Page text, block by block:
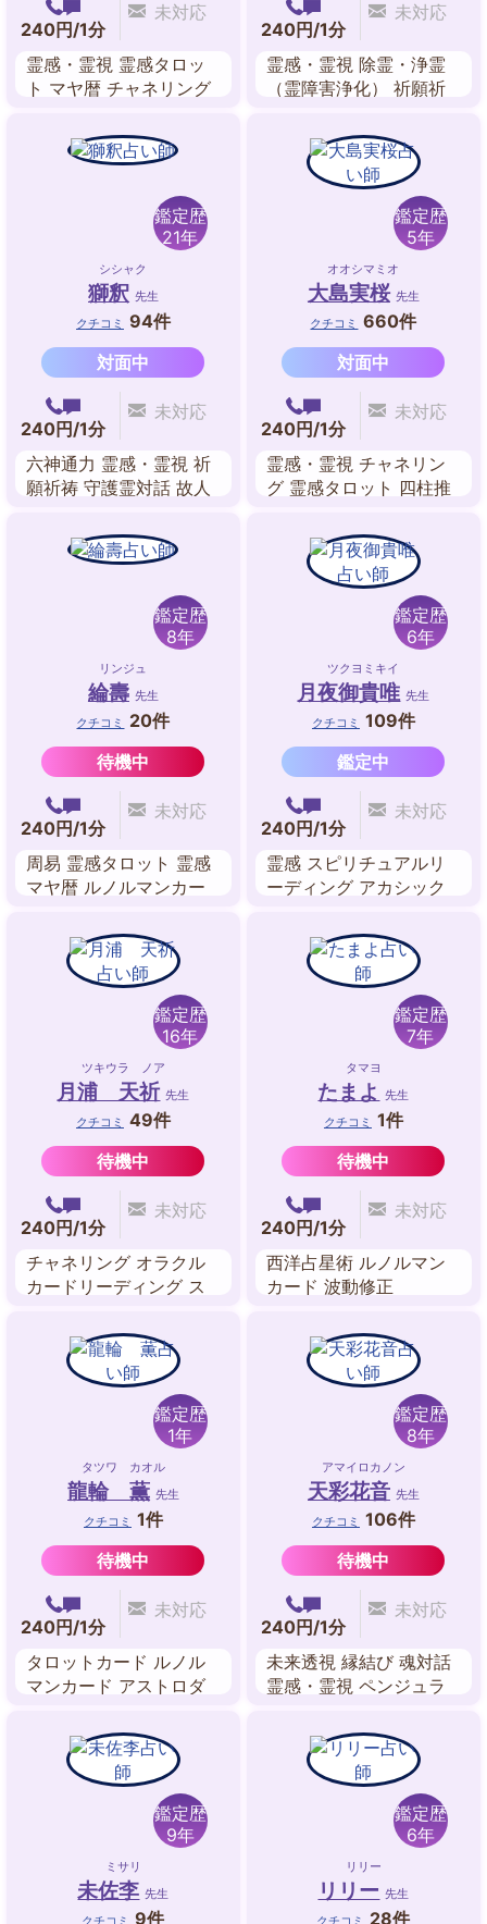
240円/1分
未対応
霊感・霊視 霊感タロッ
ト マヤ暦 チャネリング
グ 数秘術 まなゆい
240円/1分
未対応
霊感・霊視 除霊・浄霊
（霊障害浄化） 祈願祈
エネルギーワーク ペン
ジュラム 守護霊対話
鑑定歴
21年
シシャク
獅釈 先生
クチコミ 94件
対面中
240円/1分
未対応
六神通力 霊感・霊視 祈
願祈祷 守護霊対話 故人
鑑定歴
5年
オオシマミオ
大島実桜 先生
クチコミ
660件
対面中
240円/1分
未対応
霊感・霊視 チャネリン
グ 霊感タロット 四柱推
タロット
鑑定歴
8年
リンジュ
綸壽 先生
クチコミ
20件
待機中
240円/1分
未対応
周易 霊感タロット 霊感
マヤ暦 ルノルマンカー
鑑定歴
6年
ツクヨミキイ
月夜御貴唯 先生
クチコミ 109件
鑑定中
240円/1分
未対応
霊感 スピリチュアルリ
ーディング アカシック
ヒーリング サイカード
数秘術 東洋占星術
鑑定歴
16年
ツキウラ ノア
月浦 天祈 先生
クチコミ 49件
待機中
240円/1分
未対応
チャネリング オラクル
カードリーディング ス
グ 波動修正 遠隔ヒーリ
鑑定歴
7年
タマヨ
たまよ 先生
クチコミ 1件
待機中
240円/1分
未対応
西洋占星術 ルノルマン
カード 波動修正
鑑定歴
1年
タツワ カオル
龍輪 薫 先生
クチコミ 1件
待機中
240円/1分
未対応
タロットカード ルノル
マンカード アストロダ
姓名判断
鑑定歴
8年
アマイロカノン
天彩花音 先生
クチコミ 106件
待機中
240円/1分
未対応
未来透視 縁結び 魂対話
霊感・霊視 ペンジュラ
スピリチュアル・リーデ
ィング
鑑定歴
9年
ミサリ
未佐李 先生
クチコミ 9件
鑑定歴
6年
リリー
リリー 先生
クチコミ 28件